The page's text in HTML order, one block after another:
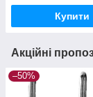
Купити
Акційні
–50%